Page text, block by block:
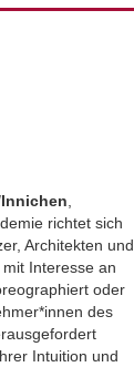
richtet sich
Architekten und
Interesse an
oder
des
Intuition und